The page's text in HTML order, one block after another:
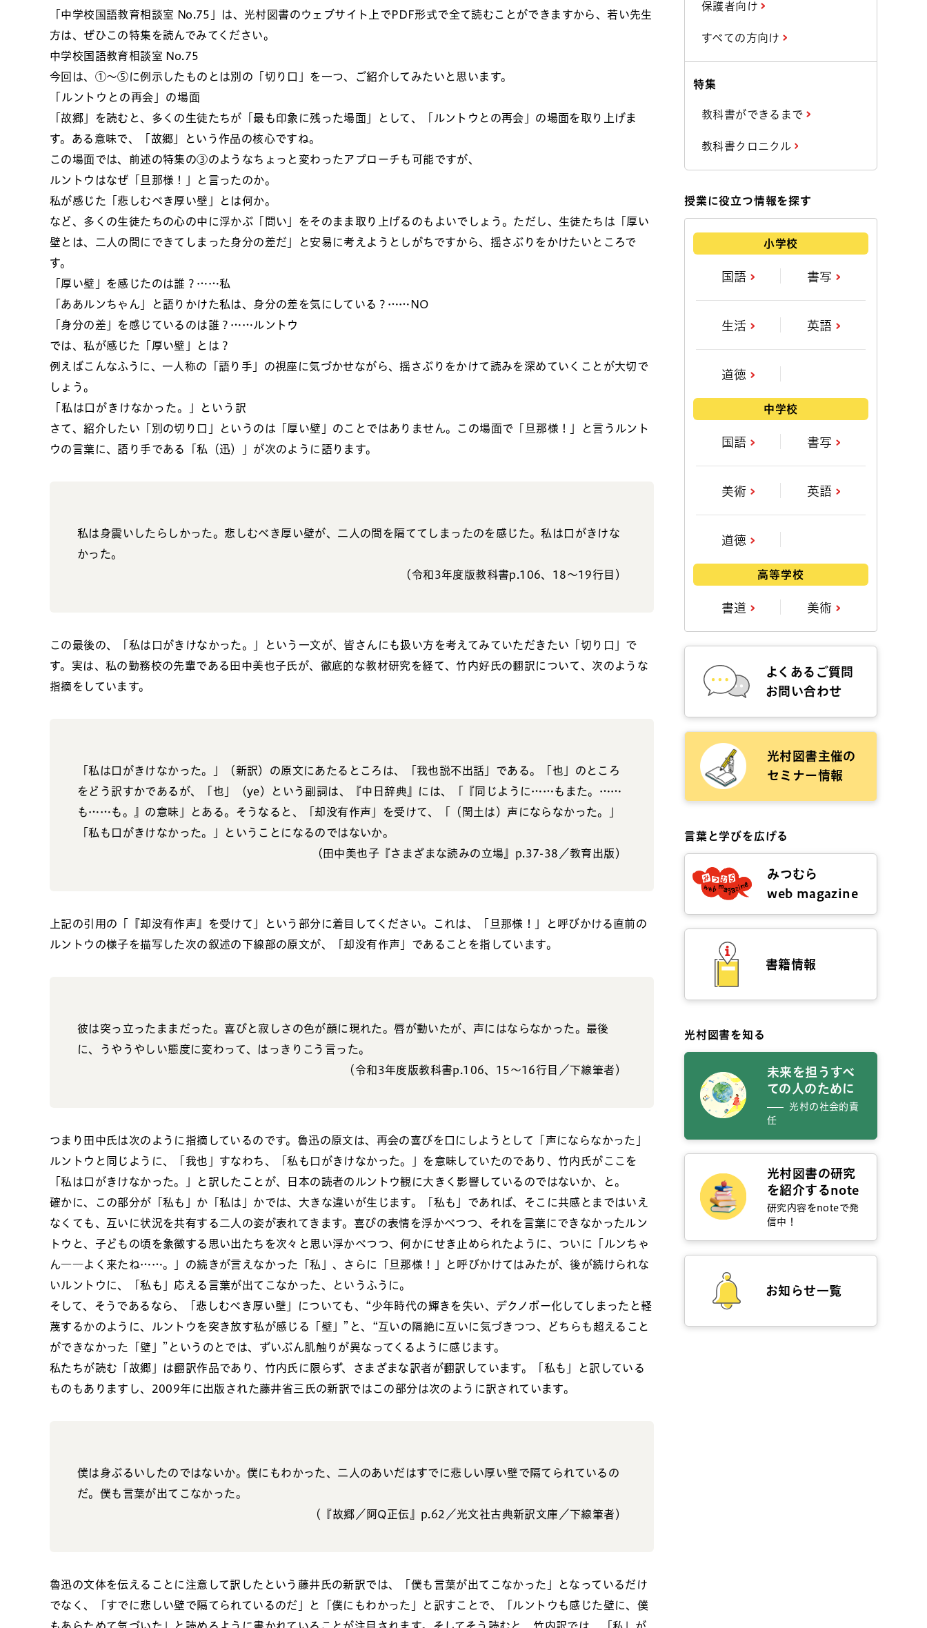
「中学校国語教育相談室 No.75」は、光村図書のウェブサイト上でPDF形式で全て読むことができますから、若い先生
方は、ぜひこの特集を読んでみてください。
中学校国語教育相談室 No.75
今回は、①～⑤に例示したものとは別の「切り口」を一つ、ご紹介してみたいと思います。
「ルントウとの再会」の場面
「故郷」を読むと、多くの生徒たちが「最も印象に残った場面」として、「ルントウとの再会」の場面を取り上げま
す。ある意味で、「故郷」という作品の核心ですね。
この場面では、前述の特集の③のようなちょっと変わったアプローチも可能ですが、
ルントウはなぜ「旦那様！」と言ったのか。
私が感じた「悲しむべき厚い壁」とは何か。
など、多くの生徒たちの心の中に浮かぶ「問い」をそのまま取り上げるのもよいでしょう。ただし、生徒たちは「厚い
壁とは、二人の間にできてしまった身分の差だ」と安易に考えようとしがちですから、揺さぶりをかけたいところで
す。
「厚い壁」を感じたのは誰？……私
「ああルンちゃん」と語りかけた私は、身分の差を気にしている？……NO
「身分の差」を感じているのは誰？……ルントウ
では、私が感じた「厚い壁」とは？
例えばこんなふうに、一人称の「語り手」の視座に気づかせながら、揺さぶりをかけて読みを深めていくことが大切で
しょう。
「私は口がきけなかった。」という訳
さて、紹介したい「別の切り口」というのは「厚い壁」のことではありません。この場面で「旦那様！」と言うルント
ウの言葉に、語り手である「私（迅）」が次のように語ります。
私は身震いしたらしかった。悲しむべき厚い壁が、二人の間を隔ててしまったのを感じた。私は口がきけな
かった。
（令和3年度版教科書p.106、18～19行目）
この最後の、「私は口がきけなかった。」という一文が、皆さんにも扱い方を考えてみていただきたい「切り口」で
す。実は、私の勤務校の先輩である田中美也子氏が、徹底的な教材研究を経て、竹内好氏の翻訳について、次のような
指摘をしています。
「私は口がきけなかった。」（新訳）の原文にあたるところは、「我也説不出話」である。「也」のところ
をどう訳すかであるが、「也」（ye）という副詞は、『中日辞典』には、「『同じように……もまた。……
も……も。』の意味」とある。そうなると、「却没有作声」を受けて、「（閏土は）声にならなかった。」
「私も口がきけなかった。」ということになるのではないか。
（田中美也子『さまざまな読みの立場』p.37-38／教育出版）
上記の引用の「『却没有作声』を受けて」という部分に着目してください。これは、「旦那様！」と呼びかける直前の
ルントウの様子を描写した次の叙述の下線部の原文が、「却没有作声」であることを指しています。
彼は突っ立ったままだった。喜びと寂しさの色が顔に現れた。唇が動いたが、 声にはならなかった 。最後
に、うやうやしい態度に変わって、はっきりこう言った。
（令和3年度版教科書p.106、15～16行目／下線筆者）
つまり田中氏は次のように指摘しているのです。魯迅の原文は、再会の喜びを口にしようとして「声にならなかった」
ルントウと同じように、「我也」すなわち、「私 も 口がきけなかった。」を意味していたのであり、竹内氏がここを
「私は口がきけなかった。」と訳したことが、日本の読者のルントウ観に大きく影響しているのではないか、と。
確かに、この部分が「私も」か「私は」かでは、大きな違いが生じます。「私も」であれば、そこに共感とまではいえ
なくても、互いに状況を共有する二人の姿が表れてきます。喜びの表情を浮かべつつ、それを言葉にできなかったルン
トウと、子どもの頃を象徴する思い出たちを次々と思い浮かべつつ、何かにせき止められたように、ついに「ルンちゃ
ん――よく来たね……。」の続きが言えなかった「私」、さらに「旦那様！」と呼びかけてはみたが、後が続けられな
いルントウに、「私も」応える言葉が出てこなかった、というふうに。
そして、そうであるなら、「悲しむべき厚い壁」についても、“少年時代の輝きを失い、デクノボー化してしまったと軽
蔑するかのように、ルントウを突き放す私が感じる「壁」”と、“互いの隔絶に互いに気づきつつ、どちらも超えること
ができなかった「壁」”というのとでは、ずいぶん肌触りが異なってくるように感じます。
私たちが読む「故郷」は翻訳作品であり、竹内氏に限らず、さまざまな訳者が翻訳しています。「私も」と訳している
ものもありますし、2009年に出版された藤井省三氏の新訳ではこの部分は次のように訳されています。
僕は身ぶるいしたのではないか。僕にもわかった、二人のあいだはすでに悲しい厚い壁で隔てられているの
だ。 僕も言葉が出てこなかった 。
（『故郷／阿Q正伝』p.62／光文社古典新訳文庫／下線筆者）
魯迅の文体を伝えることに注意して訳したという藤井氏の新訳では、「僕も言葉が出てこなかった」となっているだけ
でなく、「 すでに悲しい壁で隔てられているのだ」と「僕にもわかった」と訳すことで、「ルントウも感じた壁に、僕
保護者向け
すべての方向け
特集
教科書ができるまで
教科書クロニクル
授業に役立つ情報を探す
小学校
国語 書写
生活 英語
道徳
中学校
国語 書写
美術 英語
道徳
高等学校
書道 美術
よくあるご質問
お問い合わせ
光村図書主催の
セミナー情報
言葉と学びを広げる
みつむら
web magazine
書籍情報
光村図書を知る
未来を担うすべ
ての人のために
光村の社会的責
任
光村図書の研究
を紹介するnote
研究内容をnoteで発
信中！
お知らせ一覧